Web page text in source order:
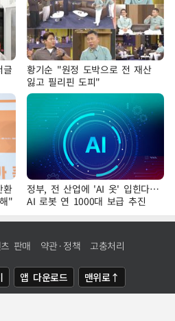
글
황기순 "원정 도박으로 전 재산
잃고 필리핀 도피"
환
"
정부, 전 산업에 'AI 옷' 입힌다…
AI 로봇 연 1000대 보급 추진
판매 약관·정책 고충처리
앱 다운로드 맨위로↑